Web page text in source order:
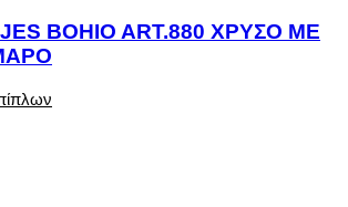
BOHIO ART.880 ΧΡΥΣΟ ΜΕ